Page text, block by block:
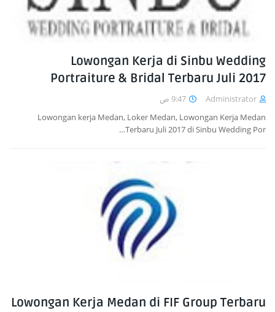
Lowongan Kerja di Sinbu Wedding
Portraiture & Bridal Terbaru Juli 2017
Administrator
9:47 ص
Lowongan kerja Medan, Loker Medan, Lowongan Kerja Medan
Terbaru Juli 2017 di Sinbu Wedding Por…
Lowongan Kerja Medan di FIF Group Terbaru